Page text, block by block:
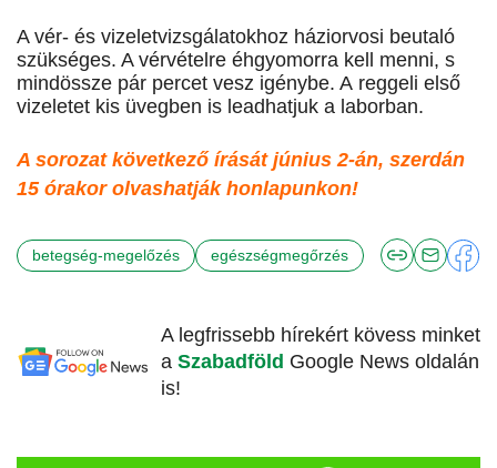
A vér- és vizeletvizsgálatokhoz háziorvosi beutaló
szükséges. A vérvételre éhgyomorra kell menni, s
mindössze pár percet vesz igénybe. A reggeli első
vizeletet kis üvegben is leadhatjuk a laborban.
A sorozat következő írását június 2-án, szerdán
15 órakor olvashatják honlapunkon!
betegség-megelőzés egészségmegőrzés
A legfrissebb hírekért kövess minket
a Szabadföld Google News oldalán
is!